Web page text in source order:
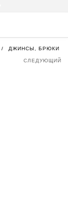
ДЖИНСЫ, БРЮКИ И
СЛЕДУЮЩИЙ